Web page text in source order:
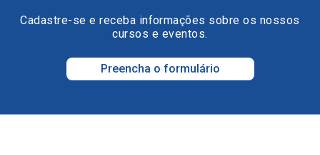
Cadastre-se e receba informações sobre os nossos
cursos e eventos.
Preencha o formulário